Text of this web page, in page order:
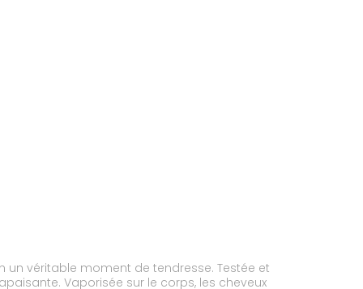
un véritable moment de tendresse. Testée et
Vaporisée sur le corps, les cheveux